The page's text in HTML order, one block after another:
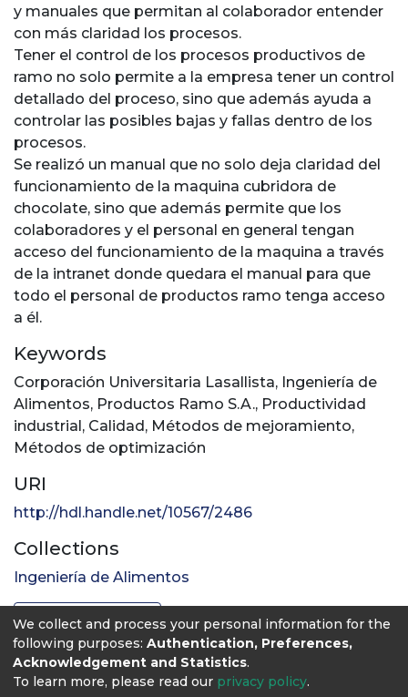
y manuales que permitan al colaborador entender
con más claridad los procesos.
Tener el control de los procesos productivos de
ramo no solo permite a la empresa tener un control
detallado del proceso, sino que además ayuda a
controlar las posibles bajas y fallas dentro de los
procesos.
Se realizó un manual que no solo deja claridad del
funcionamiento de la maquina cubridora de
chocolate, sino que además permite que los
colaboradores y el personal en general tengan
acceso del funcionamiento de la maquina a través
de la intranet donde quedara el manual para que
todo el personal de productos ramo tenga acceso
a él.
Keywords
Corporación Universitaria Lasallista, Ingeniería de
Alimentos, Productos Ramo S.A., Productividad
industrial, Calidad, Métodos de mejoramiento,
Métodos de optimización
URI
http://hdl.handle.net/10567/2486
Collections
Ingeniería de Alimentos
Full item page
We collect and process your personal information for the
following purposes: Authentication, Preferences,
Acknowledgement and Statistics.
To learn more, please read our privacy policy.